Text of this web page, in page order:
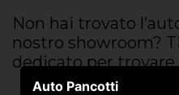
Non hai trovato
nostro showroom?
dedicato per
Auto Pancotti